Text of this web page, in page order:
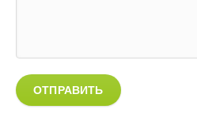
ОТПРАВИТЬ